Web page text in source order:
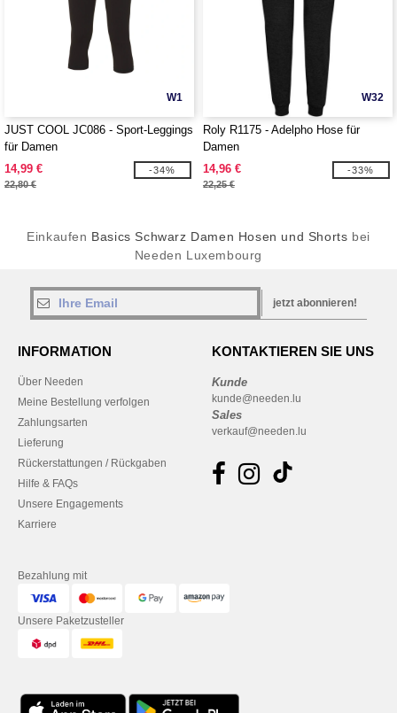
W1
JUST COOL JC086 - Sport-Leggings
für Damen
14,99 €
22,80 €
-34%
W32
Roly R1175 - Adelpho Hose für
Damen
14,96 €
22,25 €
-33%
Einkaufen Basics Schwarz Damen Hosen und Shorts bei
Needen Luxembourg
jetzt abonnieren!
INFORMATION
Über Needen
Meine Bestellung verfolgen
Zahlungsarten
Lieferung
Rückerstattungen / Rückgaben
Hilfe & FAQs
Unsere Engagements
Karriere
KONTAKTIEREN SIE UNS
Kunde
kunde@needen.lu
Sales
verkauf@needen.lu
Bezahlung mit
Unsere Paketzusteller